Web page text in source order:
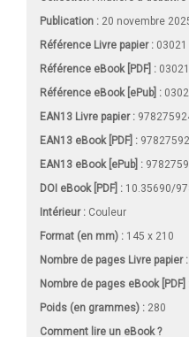
Publication : 20 novembre
Référence Livre papier : 03021
Référence eBook [PDF] :
Référence eBook [ePub] :
EAN13 Livre papier :
EAN13 eBook [PDF] :
EAN13 eBook [ePub] :
DOI eBook [PDF] : 10.35690/
Intérieur : Couleur
Format (en mm) : 145 x 210
Nombre de pages Livre papier:
Nombre de pages eBook [PDF]
Poids (en grammes) : 280
Comment lire un eBook ?